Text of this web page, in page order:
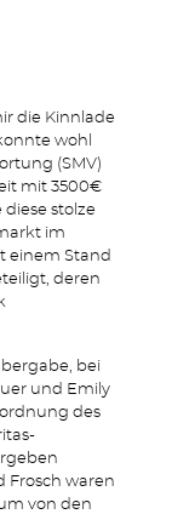
die Kinnlade
wohl
(SMV)
mit 3500€
stolze
im
einem Stand
deren
bei
und Emily
des
Frosch waren
von den